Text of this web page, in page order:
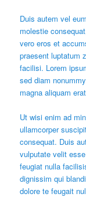
Duis autem vel
molestie
vero eros et
praesent luptatum
facilisi. Lorem
sed diam
magna aliquam
Ut wisi enim ad
ullamcorper
consequat. Duis
vulputate velit
feugiat nulla
dignissim qui
dolore te feugait